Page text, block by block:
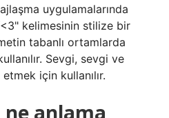
uygulamalarında
“<3" kelimesinin stilize bir
tabanlı ortamlarda
Sevgi, sevgi ve
için kullanılır.
anlama